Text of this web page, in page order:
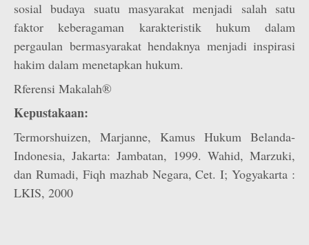
sosial budaya suatu masyarakat menjadi salah satu
faktor keberagaman karakteristik hukum dalam
pergaulan bermasyarakat hendaknya menjadi inspirasi
hakim dalam menetapkan hukum.
Rferensi Makalah®
Kepustakaan:
Termorshuizen, Marjanne, Kamus Hukum Belanda-
Indonesia, Jakarta: Jambatan, 1999. Wahid, Marzuki,
dan Rumadi, Fiqh mazhab Negara, Cet. I; Yogyakarta :
LKIS, 2000